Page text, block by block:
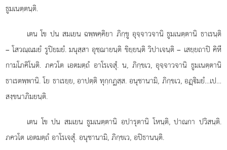
ธูมเนตฺตนฺติ.
เตน โข ปน สมเยน ฉพฺพคฺคิยา ภิกฺขู อุจฺจาวจานิ ธูมเนตฺตานิ ธาเรนฺติ
– โสวณฺณมยํ รูปิยมยํ. มนุสฺสา อุชฺฌายนฺติ ขิยฺยนฺติ วิปาเจนฺติ – เสยฺยถาปิ คิหี
กามโภคิโนติ. ภควโต เอตมตฺถํ อาโรเจสุํ. น, ภิกฺขเว, อุจฺจาวจานิ ธูมเนตฺตานิ
ธาเรตพฺพานิ. โย ธาเรยฺย, อาปตฺติ ทุกฺกฏสฺส. อนุชานามิ, ภิกฺขเว, อฏฺิมยํ…เป…
สงฺขนาภิมยนฺติ.
เตน โข ปน สมเยน ธูมเนตฺตานิ อปารุตานิ โหนฺติ, ปาณกา ปวิสนฺติ.
ภควโต เอตมตฺถํ อาโรเจสุํ. อนุชานามิ, ภิกฺขเว, อปิธานนฺติ.